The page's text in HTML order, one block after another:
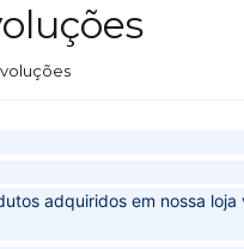
adquiridos em nossa